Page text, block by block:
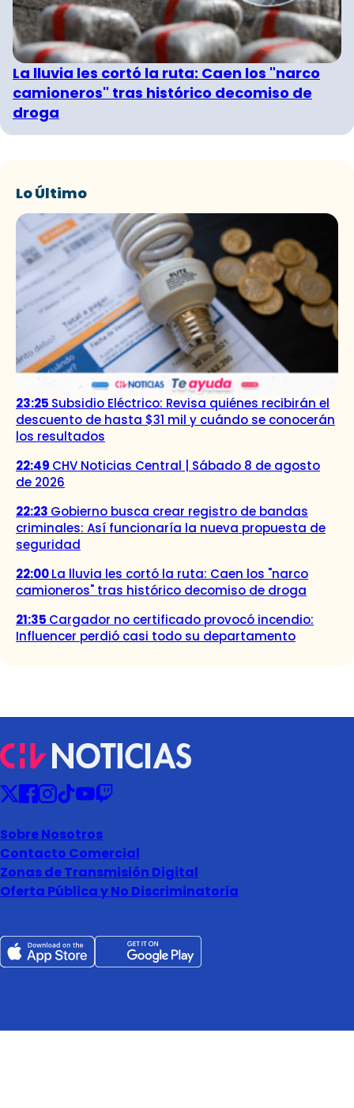
La lluvia les cortó la ruta: Caen los "narco
camioneros" tras histórico decomiso de
droga
Lo Último
23:25 Subsidio Eléctrico: Revisa quiénes recibirán el
descuento de hasta $31 mil y cuándo se conocerán
los resultados
22:49 CHV Noticias Central | Sábado 8 de agosto
de 2026
22:23 Gobierno busca crear registro de bandas
criminales: Así funcionaría la nueva propuesta de
seguridad
22:00La lluvia les cortó la ruta: Caen los "narco
camioneros" tras histórico decomiso de droga
21:35 Cargador no certificado provocó incendio:
Influencer perdió casi todo su departamento
Sobre Nosotros
Contacto Comercial
Zonas de Transmisión Digital
Oferta Pública y No Discriminatoria